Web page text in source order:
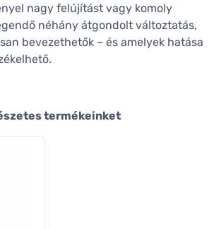
nagy felújítást vagy komoly
néhány átgondolt változtatás,
bevezethetők – és amelyek hatása
termékeinket